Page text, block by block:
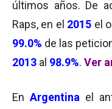
últimos años. De
Raps, en el 2015 el
99.0% de las
2013 al 98.9%. Ver
En Argentina el